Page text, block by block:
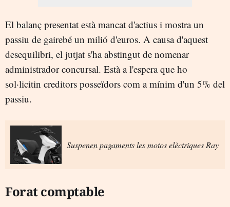
El balanç presentat està mancat d'actius i mostra un
passiu de gairebé un milió d'euros. A causa d'aquest
desequilibri, el jutjat s'ha abstingut de nomenar
administrador concursal. Està a l'espera que ho
sol·licitin creditors posseïdors com a mínim d'un 5% del
passiu.
Suspenen pagaments les motos elèctriques Ray
Forat comptable